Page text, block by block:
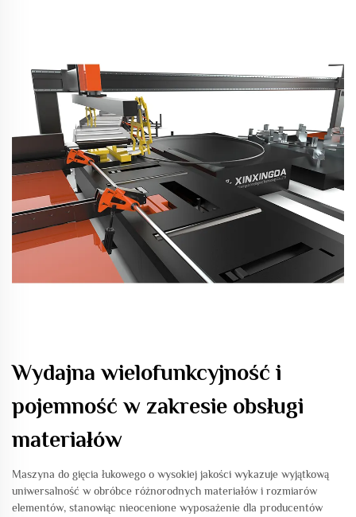
Wydajna wielofunkcyjność i
pojemność w zakresie obsługi
materiałów
Maszyna do gięcia łukowego o wysokiej jakości wykazuje wyjątkową
uniwersalność w obróbce różnorodnych materiałów i rozmiarów
elementów, stanowiąc nieocenione wyposażenie dla producentów